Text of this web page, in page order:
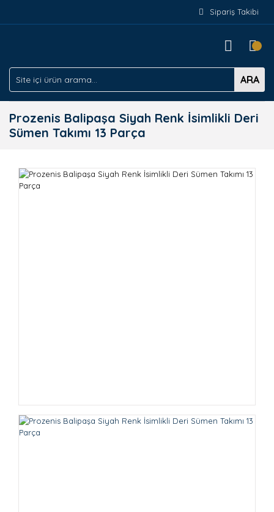
Sipariş Takibi
ARA
Prozenis Balipaşa Siyah Renk İsimlikli Deri
Sümen Takımı 13 Parça